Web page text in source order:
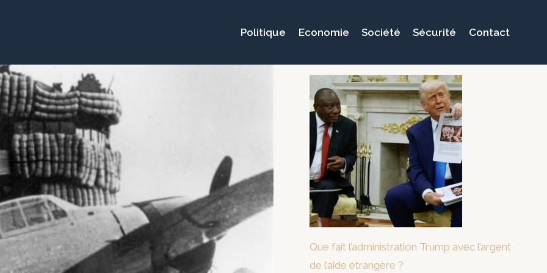
Politique Economie Société Sécurité Contact
Que fait l’administration Trump avec l’argent
de l’aide étrangère ?